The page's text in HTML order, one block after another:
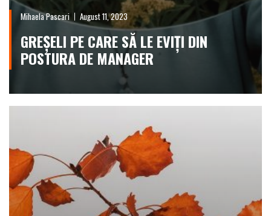
Mihaela Pascari August 11, 2023
GREȘELI PE CARE SĂ LE EVIȚI DIN
POSTURA DE MANAGER